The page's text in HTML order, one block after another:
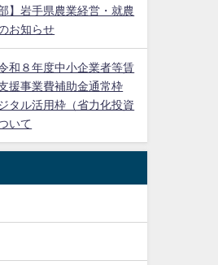
】岩手県農業経営・就農
お知らせ
和８年度中小企業者等賃
援事業費補助金通常枠
タル活用枠（省力化投資
いて